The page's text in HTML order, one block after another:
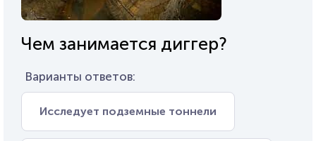
Чем занимается диггер?
Варианты ответов:
Исследует подземные тоннели